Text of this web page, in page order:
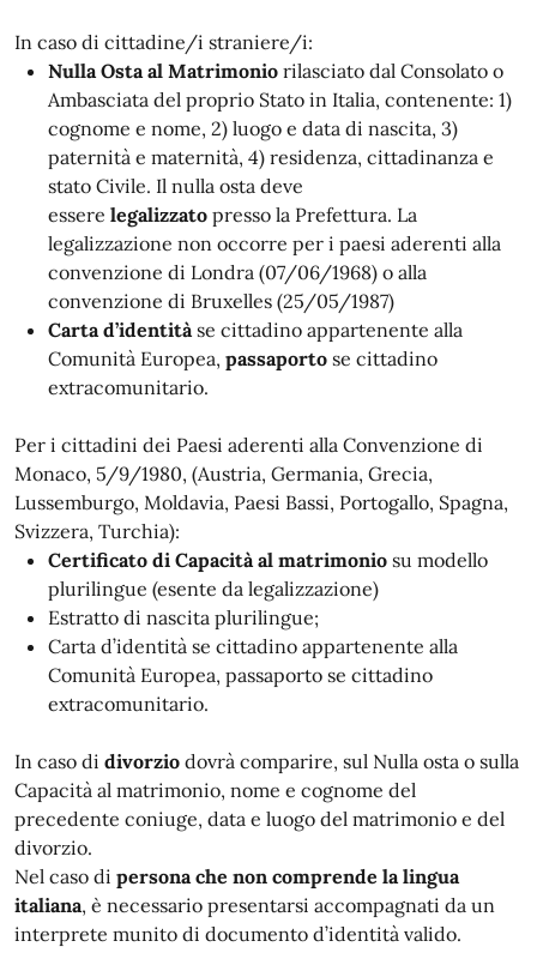
In caso di cittadine/i straniere/i:
Nulla Osta al Matrimonio rilasciato dal Consolato o
Ambasciata del proprio Stato in Italia, contenente: 1)
cognome e nome, 2) luogo e data di nascita, 3)
paternità e maternità, 4) residenza, cittadinanza e
stato Civile. Il nulla osta deve
essere legalizzato presso la Prefettura. La
legalizzazione non occorre per i paesi aderenti alla
convenzione di Londra (07/06/1968) o alla
convenzione di Bruxelles (25/05/1987)
Carta d’identitàse cittadino appartenente alla
Comunità Europea, passaporto se cittadino
extracomunitario.
Per i cittadini dei Paesi aderenti alla Convenzione di
Monaco, 5/9/1980, (Austria, Germania, Grecia,
Lussemburgo, Moldavia, Paesi Bassi, Portogallo, Spagna,
Svizzera, Turchia):
Certificato di Capacità al matrimonio su modello
plurilingue (esente da legalizzazione)
Estratto di nascita plurilingue;
Carta d’identità se cittadino appartenente alla
Comunità Europea, passaporto se cittadino
extracomunitario.
In caso di divorzio dovrà comparire, sul Nulla osta o sulla
Capacità al matrimonio, nome e cognome del
precedente coniuge, data e luogo del matrimonio e del
divorzio.
Nel caso di persona che non comprende la lingua
italiana, è necessario presentarsi accompagnati da un
interprete munito di documento d’identità valido.